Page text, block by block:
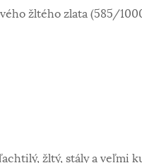
žltého zlata (585/
žltý, stály a veľmi